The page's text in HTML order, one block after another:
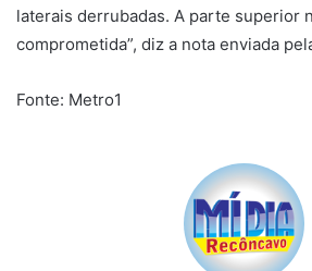
laterais derrubadas. A parte superior
comprometida”, diz a nota enviada
Fonte: Metro1